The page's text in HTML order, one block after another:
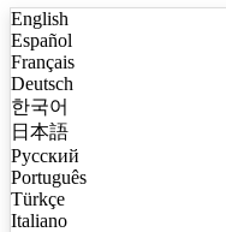
English
Español
Français
Deutsch
한국어
日本語
Русский
Português
Türkçe
Italiano